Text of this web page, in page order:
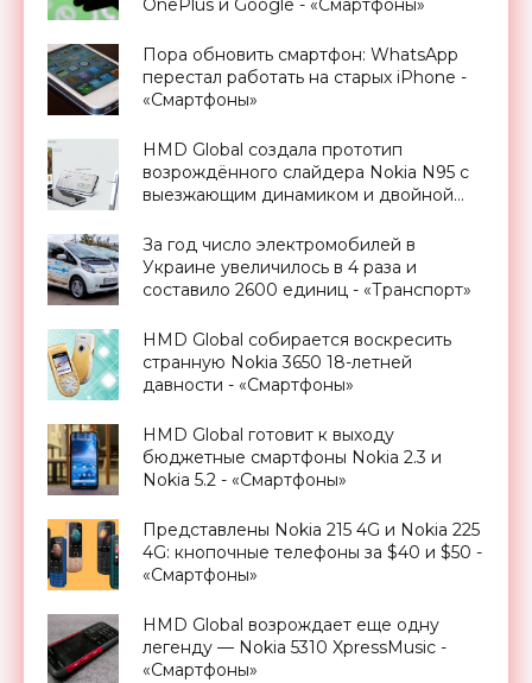
OnePlus и Google - «Смартфоны»
Пора обновить смартфон: WhatsApp
перестал работать на старых iPhone -
«Смартфоны»
HMD Global создала прототип
возрождённого слайдера Nokia N95 с
выезжающим динамиком и двойной
За год число электромобилей в
Украине увеличилось в 4 раза и
составило 2600 единиц - «Транспорт»
HMD Global собирается воскресить
странную Nokia 3650 18-летней
давности - «Смартфоны»
HMD Global готовит к выходу
бюджетные смартфоны Nokia 2.3 и
Nokia 5.2 - «Смартфоны»
Представлены Nokia 215 4G и Nokia 225
4G: кнопочные телефоны за $40 и $50 -
«Смартфоны»
HMD Global возрождает еще одну
легенду — Nokia 5310 XpressMusic -
«Смартфоны»